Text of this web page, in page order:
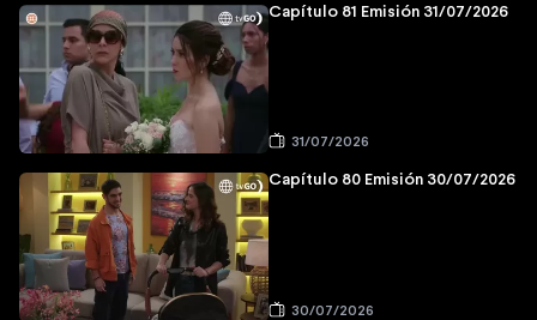
Capítulo 81 Emisión 31/07/2026
31/07/2026
Capítulo 80 Emisión 30/07/2026
30/07/2026